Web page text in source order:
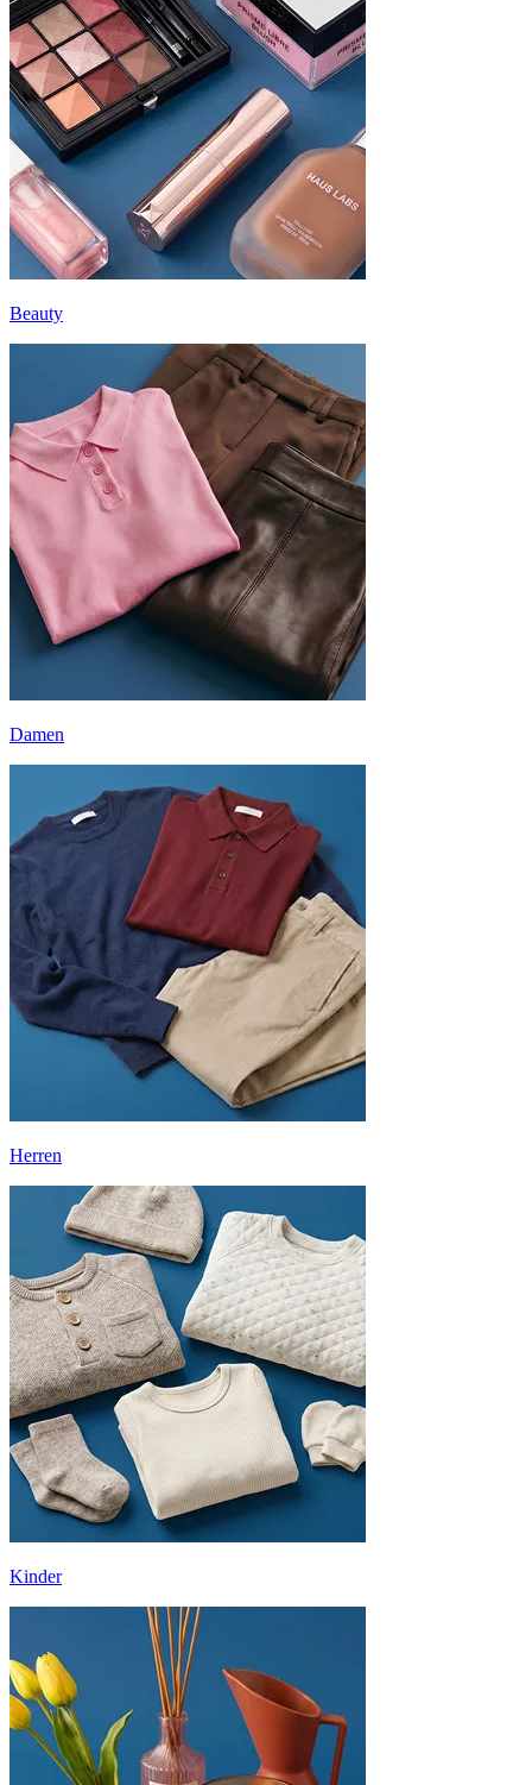
Beauty
Damen
Herren
Kinder